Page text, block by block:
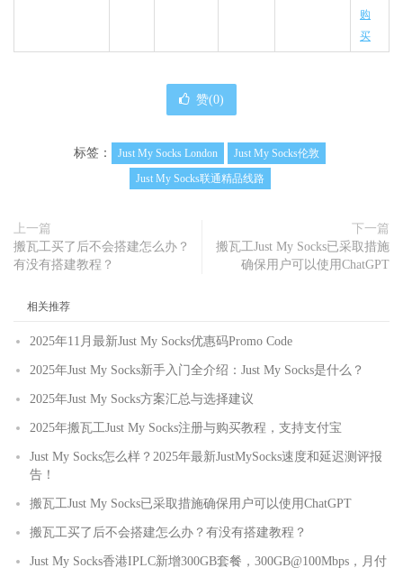
购
买
赞(0)
标签： Just My Socks London
Just My Socks伦敦
Just My Socks联通精品线路
上一篇
搬瓦工买了后不会搭建怎么办？
有没有搭建教程？
下一篇
搬瓦工Just My Socks已采取措施
确保用户可以使用ChatGPT
相关推荐
2025年11月最新Just My Socks优惠码Promo Code
2025年Just My Socks新手入门全介绍：Just My Socks是什么？
2025年Just My Socks方案汇总与选择建议
2025年搬瓦工Just My Socks注册与购买教程，支持支付宝
Just My Socks怎么样？2025年最新JustMySocks速度和延迟测评报
告！
搬瓦工Just My Socks已采取措施确保用户可以使用ChatGPT
搬瓦工买了后不会搭建怎么办？有没有搭建教程？
Just My Socks香港IPLC新增300GB套餐，300GB@100Mbps，月付